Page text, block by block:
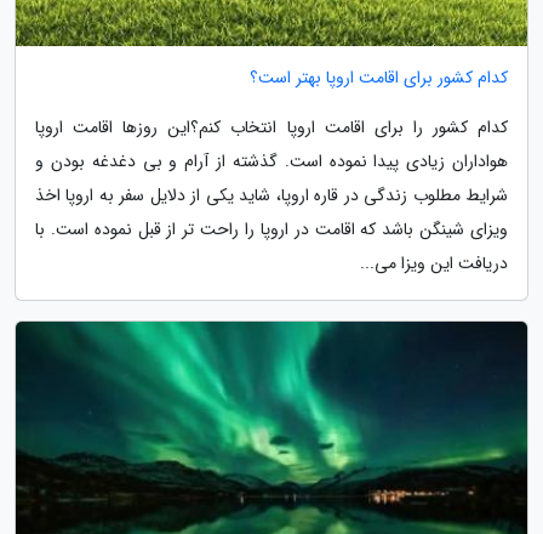
کدام کشور برای اقامت اروپا بهتر است؟
کدام کشور را برای اقامت اروپا انتخاب کنم؟این روزها اقامت اروپا
هواداران زیادی پیدا نموده است. گذشته از آرام و بی دغدغه بودن و
شرایط مطلوب زندگی در قاره اروپا، شاید یکی از دلایل سفر به اروپا اخذ
ویزای شینگن باشد که اقامت در اروپا را راحت تر از قبل نموده است. با
دریافت این ویزا می...